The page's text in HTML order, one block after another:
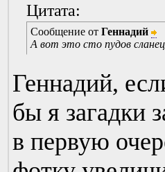
Цитата:
Сообщение от Геннадий
А вот это сто пудов
Геннадий,
бы я загадки
в первую